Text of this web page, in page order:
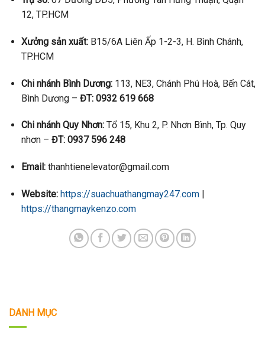
12, TP.HCM
Xưởng sản xuất:B15/6A Liên Ấp 1-2-3, H. Bình Chánh,
TP.HCM
Chi nhánh Bình Dương:113, NE3, Chánh Phú Hoà, Bến Cát,
Bình Dương – ĐT: 0932 619 668
Chi nhánh Quy Nhơn:Tổ 15, Khu 2, P. Nhơn Bình, Tp. Quy
nhơn – ĐT: 0937 596 248
Email:thanhtienelevator@gmail.com
Website: https://suachuathangmay247.com|
https://thangmaykenzo.com
DANH MỤC